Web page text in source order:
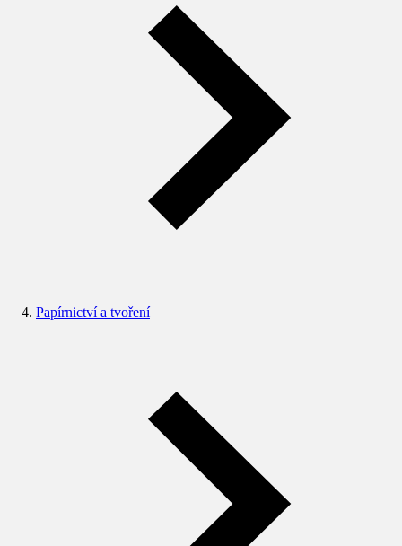
Papírnictví a tvoření